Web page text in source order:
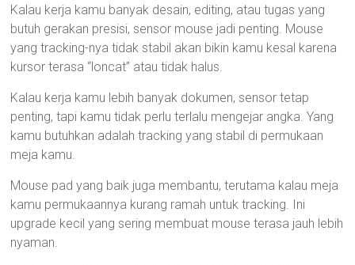
Kalau kerja kamu banyak desain, editing, atau tugas yang
butuh gerakan presisi, sensor mouse jadi penting. Mouse
yang tracking-nya tidak stabil akan bikin kamu kesal karena
kursor terasa “loncat” atau tidak halus.
Kalau kerja kamu lebih banyak dokumen, sensor tetap
penting, tapi kamu tidak perlu terlalu mengejar angka. Yang
kamu butuhkan adalah tracking yang stabil di permukaan
meja kamu.
Mouse pad yang baik juga membantu, terutama kalau meja
kamu permukaannya kurang ramah untuk tracking. Ini
upgrade kecil yang sering membuat mouse terasa jauh lebih
nyaman.